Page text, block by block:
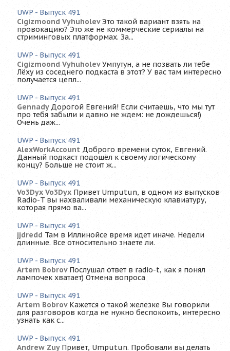
UWP - Выпуск 491
Cigizmoond Vyhuholev Это такой вариант взять на
провокацию? Это же не коммерческие сериалы на
стриминговых платформах. За...
UWP - Выпуск 491
Cigizmoond Vyhuholev Умпутун, а не позвать ли тебе
Лёху из соседнего подкаста в этот? У вас там интересно
получается цепл...
UWP - Выпуск 491
Gennady Дорогой Евгений! Если считаешь, что мы тут
про тебя забыли и давно не ждем: не дождешься!)
Очень даж...
UWP - Выпуск 491
AlexWorkAccount Доброго времени суток, Евгений.
Данный подкаст подошёл к своему логическому
концу? Больше не стоит ж...
UWP - Выпуск 491
Vo3Dyx Vo3Dyx Привет Umputun, в одном из выпусков
Radio-T вы нахваливали механическую клавиатуру,
которая прямо ва...
UWP - Выпуск 491
jjdredd Там в Иллинойсе время идет иначе. Недели
длинные. Все относительно знаете ли.
UWP - Выпуск 491
Artem Bobrov Послушал ответ в radio-t, как я понял
лампочек хватает) Отмена вопроса
UWP - Выпуск 491
Artem Bobrov Кажется о такой железке Вы говорили
для разговоров когда не нужно беспокоить, интересно
узнать как с...
UWP - Выпуск 491
Andrew Zuy Привет, Umputun. Пробовали вы делать